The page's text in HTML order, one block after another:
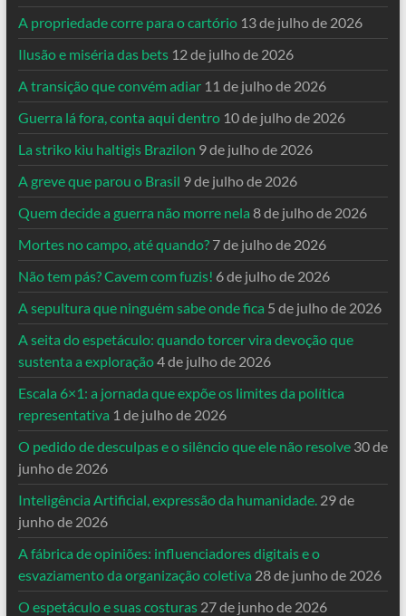
A propriedade corre para o cartório 13 de julho de 2026
Ilusão e miséria das bets 12 de julho de 2026
A transição que convém adiar 11 de julho de 2026
Guerra lá fora, conta aqui dentro 10 de julho de 2026
La striko kiu haltigis Brazilon 9 de julho de 2026
A greve que parou o Brasil 9 de julho de 2026
Quem decide a guerra não morre nela 8 de julho de 2026
Mortes no campo, até quando? 7 de julho de 2026
Não tem pás? Cavem com fuzis! 6 de julho de 2026
A sepultura que ninguém sabe onde fica 5 de julho de 2026
A seita do espetáculo: quando torcer vira devoção que
sustenta a exploração4 de julho de 2026
Escala 6×1: a jornada que expõe os limites da política
representativa 1 de julho de 2026
O pedido de desculpas e o silêncio que ele não resolve 30 de
junho de 2026
Inteligência Artificial, expressão da humanidade. 29 de
junho de 2026
A fábrica de opiniões: influenciadores digitais e o
esvaziamento da organização coletiva 28 de junho de 2026
O espetáculo e suas costuras 27 de junho de 2026